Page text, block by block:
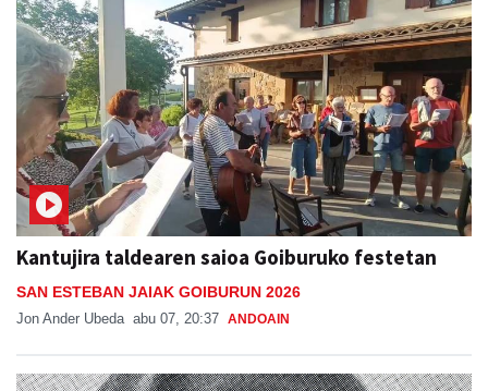
Kantujira taldearen saioa Goiburuko festetan
SAN ESTEBAN JAIAK GOIBURUN 2026
Jon Ander Ubeda abu 07, 20:37 ANDOAIN